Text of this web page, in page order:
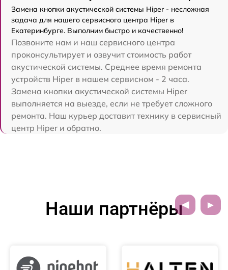
Замена кнопки акустической системы Hiper - несложная
задача для нашего сервисного центра Hiper в
Екатеринбурге. Выполним быстро и качественно!
Позвоните нам и наш сервисного центра
проконсультирует и озвучит стоимость работ
акустической системы. Среднее время ремонта
устройств Hiper в нашем сервисном - 2 часа.
Замена кнопки акустической системы Hiper
выполняется на выезде, если не требует сложного
ремонта. Наш курьер доставит технику в сервисный
центр Hiper и обратно.
Наши партнёры